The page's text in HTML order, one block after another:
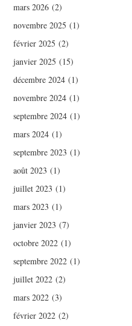
mars 2026 (2)
novembre 2025 (1)
février 2025 (2)
janvier 2025 (15)
décembre 2024 (1)
novembre 2024 (1)
septembre 2024 (1)
mars 2024 (1)
septembre 2023 (1)
août 2023 (1)
juillet 2023 (1)
mars 2023 (1)
janvier 2023 (7)
octobre 2022 (1)
septembre 2022 (1)
juillet 2022 (2)
mars 2022 (3)
février 2022 (2)